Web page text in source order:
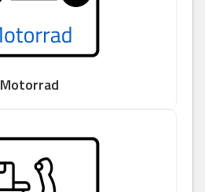
Motorrad